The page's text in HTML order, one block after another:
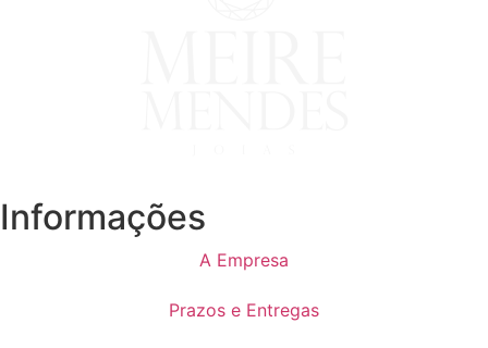
Informações
A Empresa
Prazos e Entregas